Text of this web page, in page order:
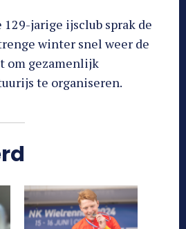
129-jarige ijsclub sprak de
winter snel weer de
om gezamenlijk
te organiseren.